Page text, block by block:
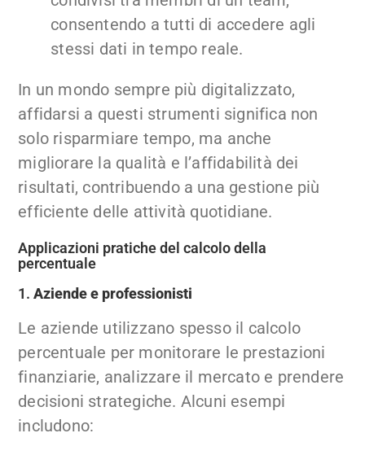
consentendo a tutti di accedere agli
stessi dati in tempo reale.
In un mondo sempre più digitalizzato,
affidarsi a questi strumenti significa non
solo risparmiare tempo, ma anche
migliorare la qualità e l’affidabilità dei
risultati, contribuendo a una gestione più
efficiente delle attività quotidiane.
Applicazioni pratiche del calcolo della
percentuale
1.Aziende e professionisti
Le aziende utilizzano spesso il calcolo
percentuale per monitorare le prestazioni
finanziarie, analizzare il mercato e prendere
decisioni strategiche. Alcuni esempi
includono: